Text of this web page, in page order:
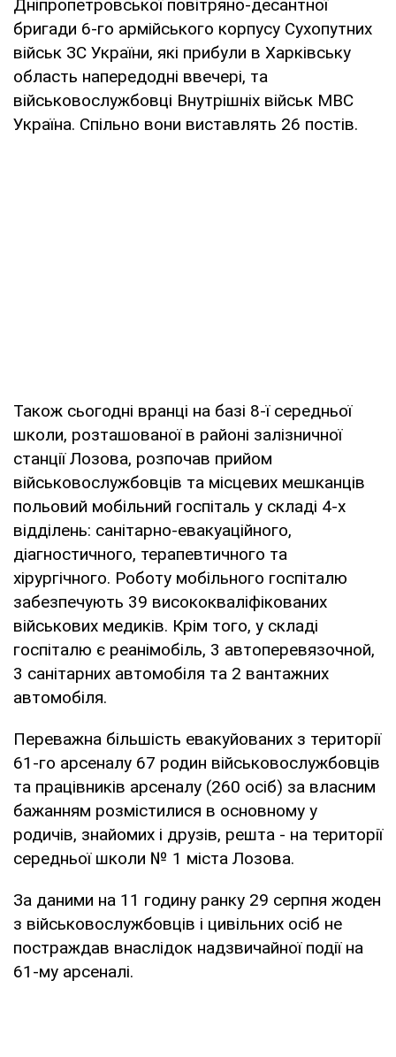
Дніпропетровської повітряно-десантної
бригади 6-го армійського корпусу Сухопутних
військ ЗС України, які прибули в Харківську
область напередодні ввечері, та
військовослужбовці Внутрішніх військ МВС
Україна. Спільно вони виставлять 26 постів.
Також сьогодні вранці на базі 8-ї середньої
школи, розташованої в районі залізничної
станції Лозова, розпочав прийом
військовослужбовців та місцевих мешканців
польовий мобільний госпіталь у складі 4-х
відділень: санітарно-евакуаційного,
діагностичного, терапевтичного та
хірургічного. Роботу мобільного госпіталю
забезпечують 39 висококваліфікованих
військових медиків. Крім того, у складі
госпіталю є реанімобіль, 3 автоперевязочной,
3 санітарних автомобіля та 2 вантажних
автомобіля.
Переважна більшість евакуйованих з території
61-го арсеналу 67 родин військовослужбовців
та працівників арсеналу (260 осіб) за власним
бажанням розмістилися в основному у
родичів, знайомих і друзів, решта - на території
середньої школи № 1 міста Лозова.
За даними на 11 годину ранку 29 серпня жоден
з військовослужбовців і цивільних осіб не
постраждав внаслідок надзвичайної події на
61-му арсеналі.